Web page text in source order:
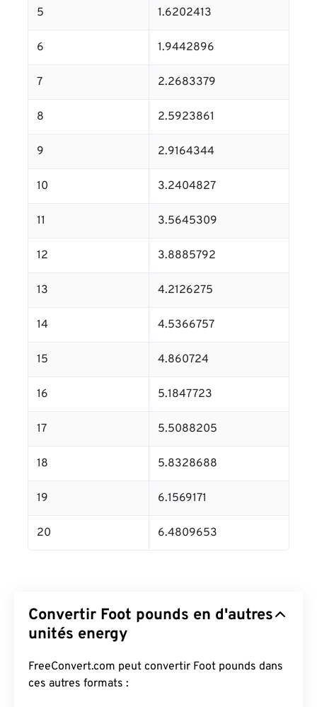
5 1.6202413
6 1.9442896
7 2.2683379
8 2.5923861
9 2.9164344
10 3.2404827
11 3.5645309
12 3.8885792
13 4.2126275
14 4.5366757
15 4.860724
16 5.1847723
17 5.5088205
18 5.8328688
19 6.1569171
20 6.4809653
Convertir Foot pounds en d'autres
unités energy
FreeConvert.com peut convertir Foot pounds dans
ces autres formats :